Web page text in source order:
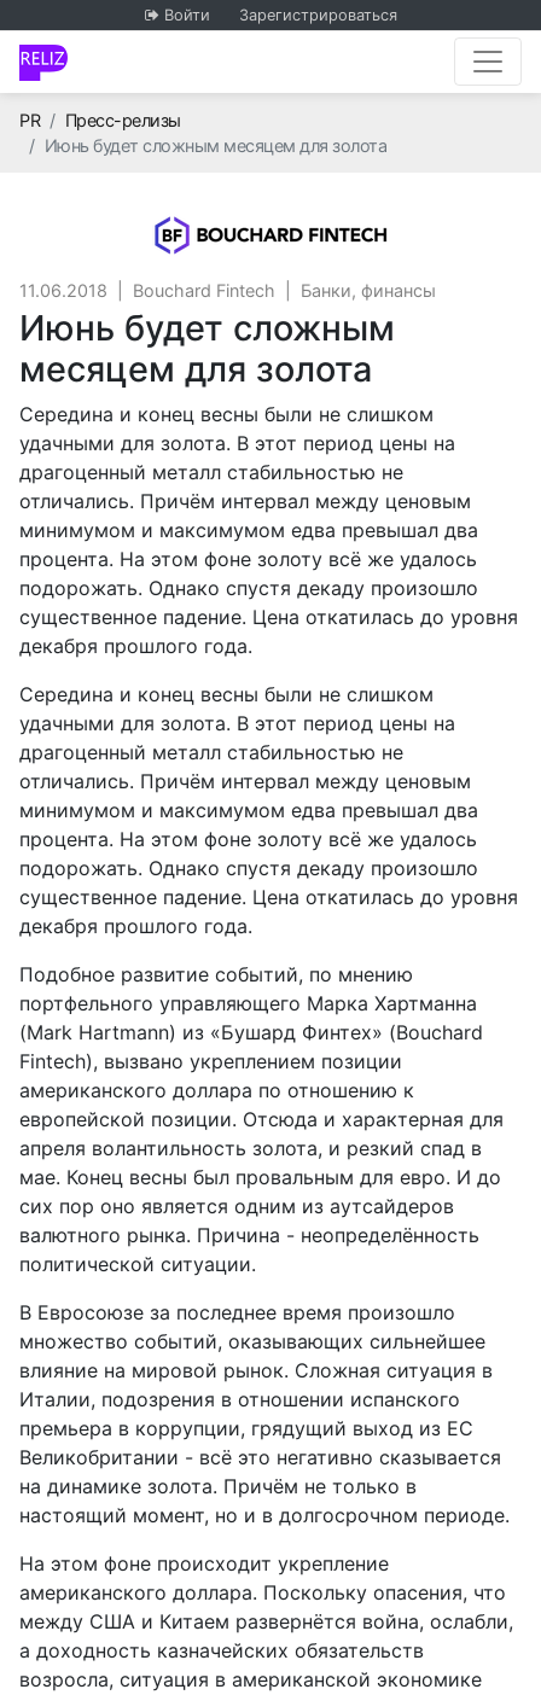
Войти Зарегистрироваться
PRГлавная
Пресс-релизы
Июнь будет сложным месяцем для золота
11.06.2018 Bouchard Fintech Банки, финансы
Июнь будет сложным
месяцем для золота
Середина и конец весны были не слишком
удачными для золота. В этот период цены на
драгоценный металл стабильностью не
отличались. Причём интервал между ценовым
минимумом и максимумом едва превышал два
процента. На этом фоне золоту всё же удалось
подорожать. Однако спустя декаду произошло
существенное падение. Цена откатилась до уровня
декабря прошлого года.
Середина и конец весны были не слишком
удачными для золота. В этот период цены на
драгоценный металл стабильностью не
отличались. Причём интервал между ценовым
минимумом и максимумом едва превышал два
процента. На этом фоне золоту всё же удалось
подорожать. Однако спустя декаду произошло
существенное падение. Цена откатилась до уровня
декабря прошлого года.
Подобное развитие событий, по мнению
портфельного управляющего Марка Хартманна
(Mark Hartmann) из «Бушард Финтех» (Bouchard
Fintech), вызвано укреплением позиции
американского доллара по отношению к
европейской позиции. Отсюда и характерная для
апреля волантильность золота, и резкий спад в
мае. Конец весны был провальным для евро. И до
сих пор оно является одним из аутсайдеров
валютного рынка. Причина - неопределённость
политической ситуации.
В Евросоюзе за последнее время произошло
множество событий, оказывающих сильнейшее
влияние на мировой рынок. Сложная ситуация в
Италии, подозрения в отношении испанского
премьера в коррупции, грядущий выход из ЕС
Великобритании - всё это негативно сказывается
на динамике золота. Причём не только в
настоящий момент, но и в долгосрочном периоде.
На этом фоне происходит укрепление
американского доллара. Поскольку опасения, что
между США и Китаем развернётся война, ослабли,
а доходность казначейских обязательств
возросла, ситуация в американской экономике